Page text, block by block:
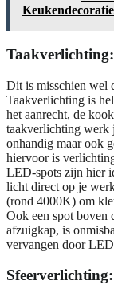
Keukendecoratie
Dit is misschien wel
Taakverlichting is
het aanrecht, de
taakverlichting werk
onhandig maar ook
hiervoor is
LED-spots zijn hier
licht direct op je
(rond 4000K) om
Ook een spot boven
afzuigkap, is
vervangen door